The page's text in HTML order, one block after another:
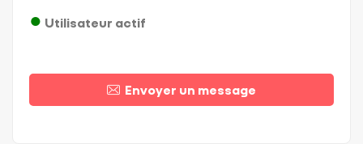
Utilisateur actif
Envoyer un message